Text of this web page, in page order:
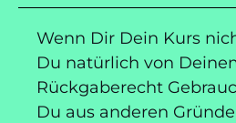
Wenn Dir Dein Kurs
Du natürlich von
Rückgaberecht
Du aus anderen